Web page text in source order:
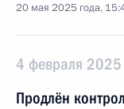
20 мая 2025 года,
4 февраля 2025
Продлён